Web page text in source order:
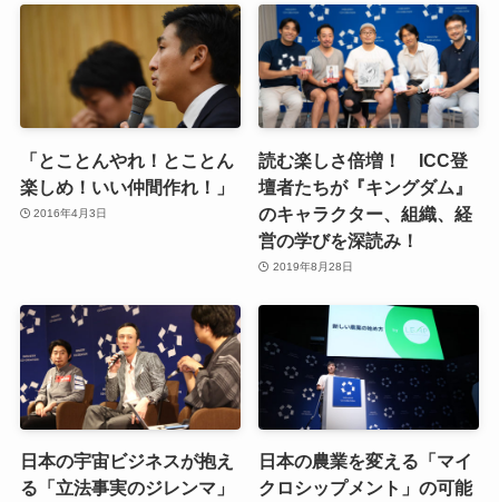
「とことんやれ！とことん
楽しめ！いい仲間作れ！」
2016年4月3日
読む楽しさ倍増！ ICC登
壇者たちが『キングダム』
のキャラクター、組織、経
営の学びを深読み！
2019年8月28日
日本の宇宙ビジネスが抱え
る「立法事実のジレンマ」
日本の農業を変える「マイ
クロシップメント」の可能